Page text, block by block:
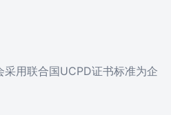
用联合国UCPD证书标准为企